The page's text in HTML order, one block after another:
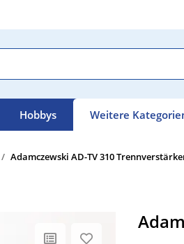
Hobbys Weitere
Adamczewski AD-TV 310